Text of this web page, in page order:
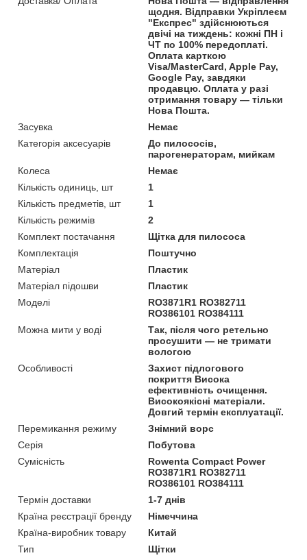
щодня. Відправки Укріплеєм
"Експрес" здійснюються
двічі на тиждень: кожні ПН і
ЧТ по 100% передоплаті.
Оплата карткою
Visa/MasterCard, Apple Pay,
Google Pay, завдяки
продавцю. Оплата у разі
отримання товару — тільки
Нова Пошта.
Засувка
Немає
Категорія аксесуарів
До пилососів,
парогенераторам, мийкам
Колеса
Немає
Кількість одиниць, шт
1
Кількість предметів, шт
1
Кількість режимів
2
Комплект постачання
Щітка для пилососа
Комплектація
Поштучно
Матеріал
Пластик
Матеріал підошви
Пластик
Моделі
RO3871R1 RO382711
RO386101 RO384111
Можна мити у воді
Так, після чого ретельно
просушити — не тримати
вологою
Особливості
Захист підлогового
покриття Висока
ефективність очищення.
Високоякісні матеріали.
Довгий термін експлуатації.
Перемикання режиму
Знімний ворс
Серія
Побутова
Сумісність
Rowenta Compact Power
RO3871R1 RO382711
RO386101 RO384111
Термін доставки
1-7 днів
Країна реєстрації бренду
Німеччина
Країна-виробник товару
Китай
Тип
Щітки